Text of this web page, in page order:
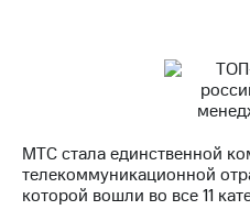
МТС стала единственной
телекоммуникационной
которой вошли во все 11